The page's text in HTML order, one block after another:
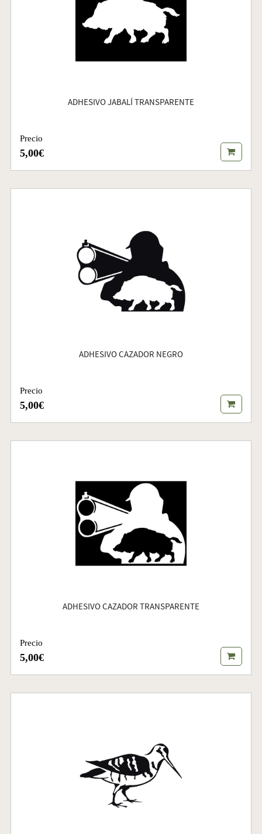
ADHESIVO JABALÍ TRANSPARENTE
Precio
5,00€
ADHESIVO CAZADOR NEGRO
Precio
5,00€
ADHESIVO CAZADOR TRANSPARENTE
Precio
5,00€